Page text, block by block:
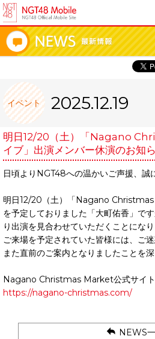
イベント 2025.12.19
明日12/20（土）「Nagano
イブ」出演メンバー休演のお知
日頃よりNGT48への温かいご声援、誠
明日12/20（土）「Nagano
を予定しておりました「大町佑香」で
り出演を見合わせていただくことになり
ご来場を予定されていた皆様には、ご
また直前のご案内となりましたことを
Nagano Christmas Market公式サイト
https://nagano-christmas.com/
NEWS